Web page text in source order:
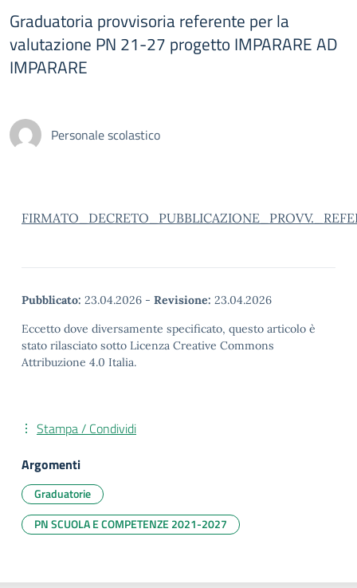
Graduatoria provvisoria referente per la
valutazione PN 21-27 progetto IMPARARE AD
IMPARARE
Personale scolastico
Pubblicato: 23.04.2026 - Revisione: 23.04.2026
Eccetto dove diversamente specificato, questo articolo è
stato rilasciato sotto Licenza Creative Commons
Attribuzione 4.0 Italia.
Stampa / Condividi
Argomenti
Graduatorie
PN SCUOLA E COMPETENZE 2021-2027